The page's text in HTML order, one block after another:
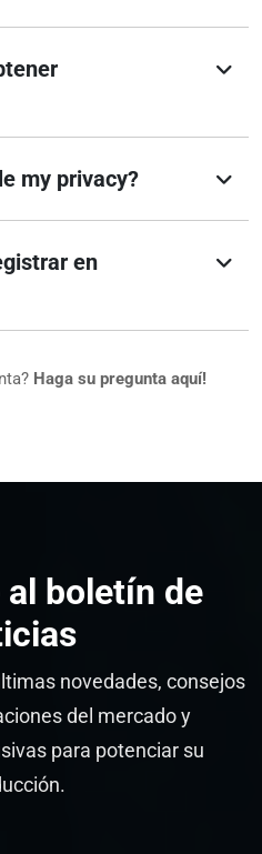
my privacy?
en
Haga su pregunta aquí!
boletín de
novedades, consejos
del mercado y
para potenciar su